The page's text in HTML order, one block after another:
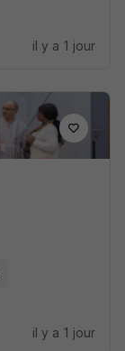
il y a 1 jour
il y a 1 jour